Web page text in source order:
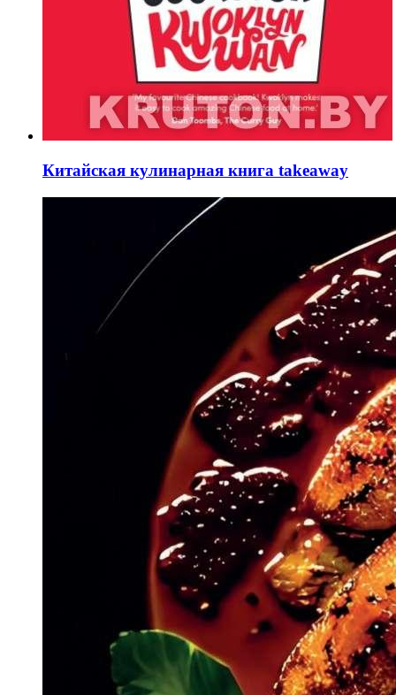
Китайская кулинарная книга takeaway